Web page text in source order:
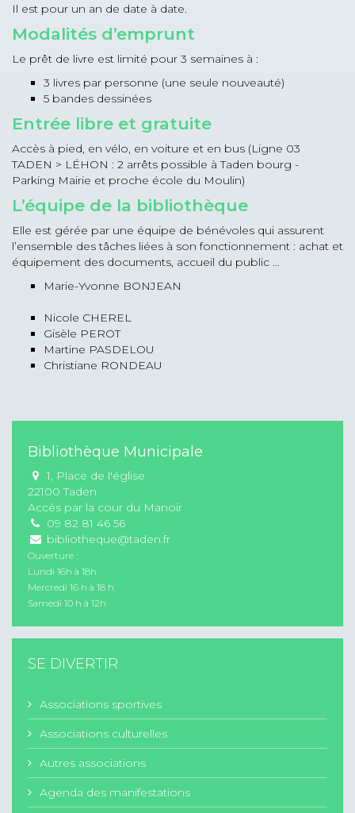
Il est pour un an de date à date.
Modalités d’emprunt
Le prêt de livre est limité pour 3 semaines à :
3 livres par personne (une seule nouveauté)
5 bandes dessinées
Entrée libre et gratuite
Accès à pied, en vélo, en voiture et en bus (Ligne 03
TADEN > LÉHON : 2 arrêts possible à Taden bourg -
Parking Mairie et proche école du Moulin)
L’équipe de la bibliothèque
Elle est gérée par une équipe de bénévoles qui assurent
l’ensemble des tâches liées à son fonctionnement : achat et
équipement des documents, accueil du public …
Marie-Yvonne BONJEAN
Nicole CHEREL
Gisèle PEROT
Martine PASDELOU
Christiane RONDEAU
Bibliothèque Municipale
1, Place de l'église
22100 Taden
Accès par la cour du Manoir
09 82 81 46 56
bibliotheque@taden.fr
Ouverture :
Lundi 16h à 18h
Mercredi 16 h à 18 h
Samedi 10 h à 12h
SE DIVERTIR
Associations sportives
Associations culturelles
Autres associations
Agenda des manifestations